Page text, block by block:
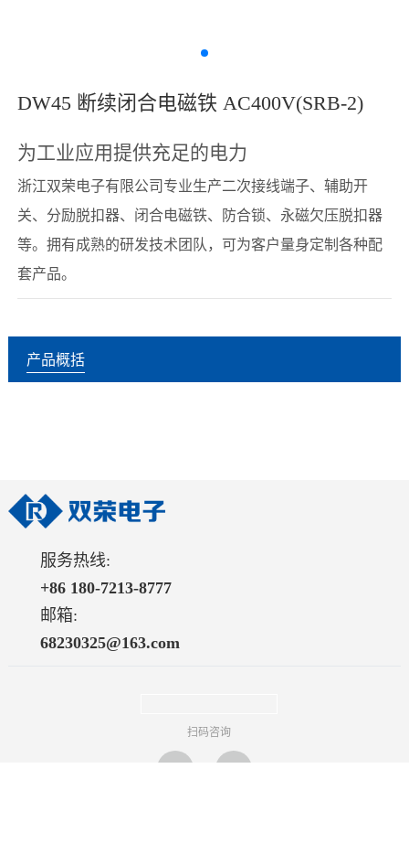
DW45 断续闭合电磁铁 AC400V(SRB-2)
为工业应用提供充足的电力
浙江双荣电子有限公司专业生产二次接线端子、辅助开
关、分励脱扣器、闭合电磁铁、防合锁、永磁欠压脱扣器
等。拥有成熟的研发技术团队，可为客户量身定制各种配
套产品。
产品概括
服务热线:
+86 180-7213-8777
邮箱:
68230325@163.com
扫码咨询